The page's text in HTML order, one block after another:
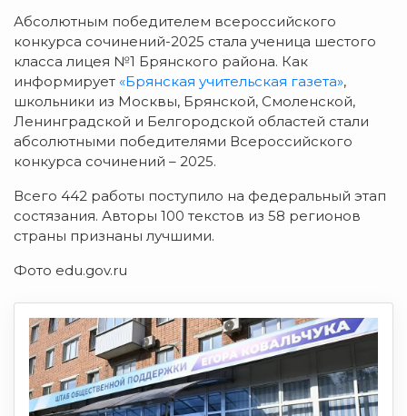
Абсолютным победителем всероссийского
конкурса сочинений-2025 стала ученица шестого
класса лицея №1 Брянского района. Как
информирует «Брянская учительская газета»,
школьники из Москвы, Брянской, Смоленской,
Ленинградской и Белгородской областей стали
абсолютными победителями Всероссийского
конкурса сочинений – 2025.
Всего 442 работы поступило на федеральный этап
состязания. Авторы 100 текстов из 58 регионов
страны признаны лучшими.
Фото edu.gov.ru